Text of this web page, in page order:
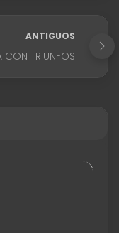
ANTIGUOS
CON TRIUNFOS